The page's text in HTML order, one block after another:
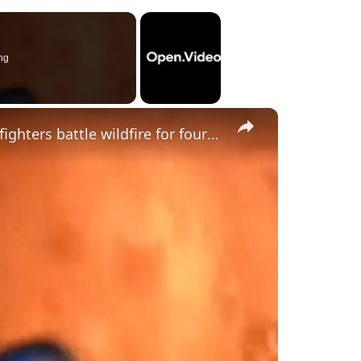
×
"The situation is out of control": Greek firefighters battle wildfire for fourth day